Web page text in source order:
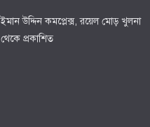
ইমান উদ্দিন কমপ্লেক্স, রয়েল মোড় খুলনা
থেকে প্রকাশিত